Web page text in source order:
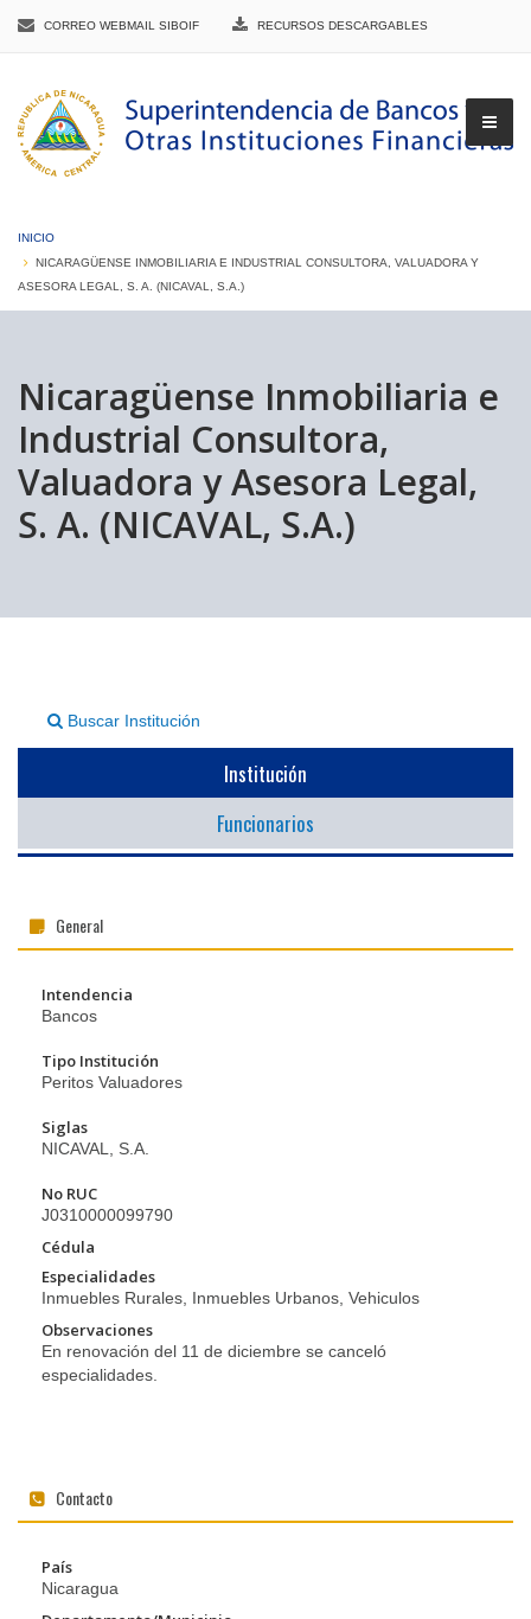
CORREO WEBMAIL SIBOIF RECURSOS DESCARGABLES
▼
INICIO
NICARAGÜENSE INMOBILIARIA E INDUSTRIAL CONSULTORA, VALUADORA Y
ASESORA LEGAL, S. A. (NICAVAL, S.A.)
Nicaragüense Inmobiliaria e
Industrial Consultora,
Valuadora y Asesora Legal,
S. A. (NICAVAL, S.A.)
Buscar Institución
Institución
Funcionarios
General
Intendencia
Bancos
Tipo Institución
Peritos Valuadores
Siglas
NICAVAL, S.A.
No RUC
J0310000099790
Cédula
Especialidades
Inmuebles Rurales, Inmuebles Urbanos, Vehiculos
Observaciones
En renovación del 11 de diciembre se canceló
especialidades.
Contacto
País
Nicaragua